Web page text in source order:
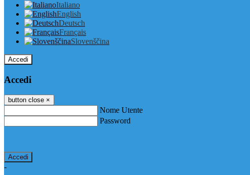
Italiano
English
Deutsch
Français
Slovenščina
Accedi
Accedi
button close ×
Nome Utente
Password
-